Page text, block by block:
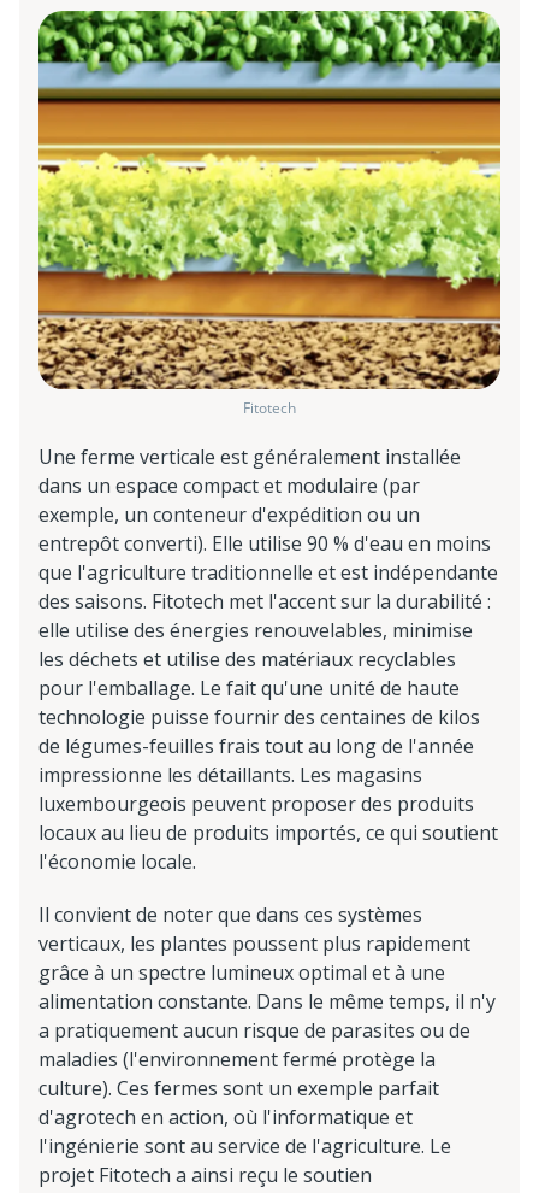
Fitotech
Une ferme verticale est généralement installée
dans un espace compact et modulaire (par
exemple, un conteneur d'expédition ou un
entrepôt converti). Elle utilise 90 % d'eau en moins
que l'agriculture traditionnelle et est indépendante
des saisons. Fitotech met l'accent sur la durabilité :
elle utilise des énergies renouvelables, minimise
les déchets et utilise des matériaux recyclables
pour l'emballage. Le fait qu'une unité de haute
technologie puisse fournir des centaines de kilos
de légumes-feuilles frais tout au long de l'année
impressionne les détaillants. Les magasins
luxembourgeois peuvent proposer des produits
locaux au lieu de produits importés, ce qui soutient
l'économie locale.
Il convient de noter que dans ces systèmes
verticaux, les plantes poussent plus rapidement
grâce à un spectre lumineux optimal et à une
alimentation constante. Dans le même temps, il n'y
a pratiquement aucun risque de parasites ou de
maladies (l'environnement fermé protège la
culture). Ces fermes sont un exemple parfait
d'agrotech en action, où l'informatique et
l'ingénierie sont au service de l'agriculture. Le
projet Fitotech a ainsi reçu le soutien